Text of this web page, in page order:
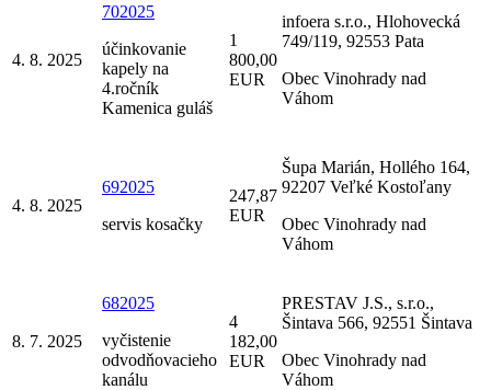
4. 8. 2025
702025
účinkovanie
kapely na
4.ročník
Kamenica guláš
1
800,00
EUR
infoera s.r.o., Hlohovecká
749/119, 92553 Pata
Obec Vinohrady nad
Váhom
4. 8. 2025
692025
servis kosačky
247,87
EUR
Šupa Marián, Hollého 164,
92207 Veľké Kostoľany
Obec Vinohrady nad
Váhom
8. 7. 2025
682025
vyčistenie
odvodňovacieho
kanálu
4
182,00
EUR
PRESTAV J.S., s.r.o.,
Šintava 566, 92551 Šintava
Obec Vinohrady nad
Váhom